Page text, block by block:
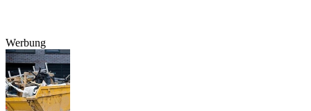
Werbung